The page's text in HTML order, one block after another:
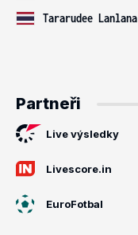
Tararudee Lanlana
Partneři
Live výsledky
Livescore.in
EuroFotbal